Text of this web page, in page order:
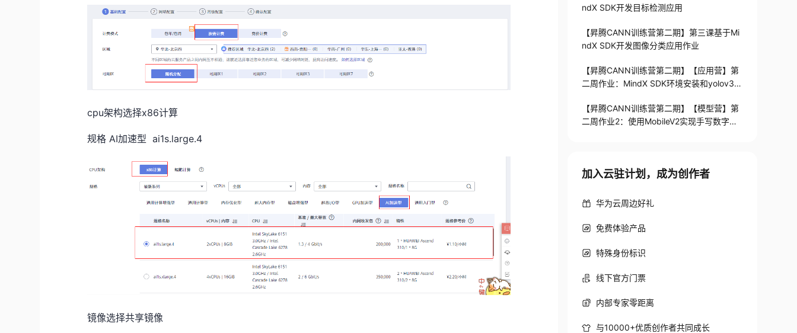
cpu架构选择x86计算
规格 AI加速型ai1s.large.4
镜像选择共享镜像
ndX SDK开发目标检测应用
【昇腾CANN训练营第二期】第三课基于Mi
ndX SDK开发图像分类应用作业
【昇腾CANN训练营第二期】【应用营】第
二周作业：MindX SDK环境安装和yolov3模
【昇腾CANN训练营第二期】【模型营】第
二周作业2：使用MobileV2实现手写数字识
加入云驻计划，成为创作者
华为云周边好礼
免费体验产品
特殊身份标识
线下官方门票
内部专家零距离
与10000+优质创作者共同成长